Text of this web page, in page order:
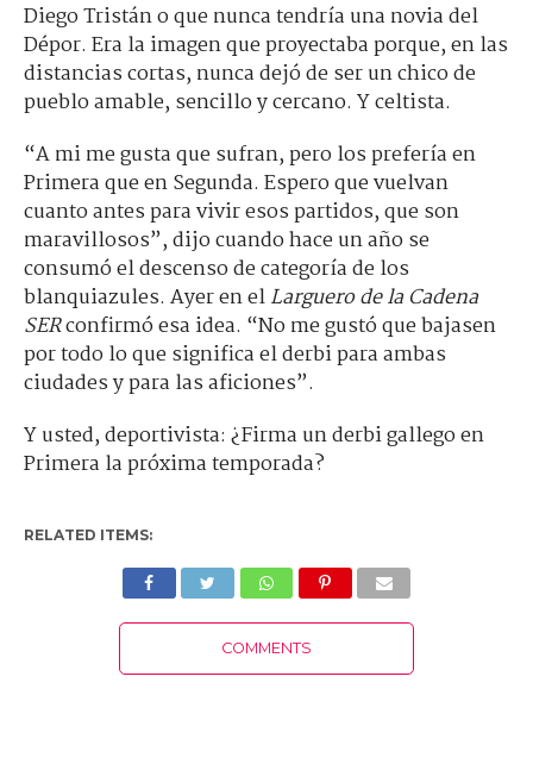
Diego Tristán o que nunca tendría una novia del
Dépor. Era la imagen que proyectaba porque, en las
distancias cortas, nunca dejó de ser un chico de
pueblo amable, sencillo y cercano. Y celtista.
“A mi me gusta que sufran, pero los prefería en
Primera que en Segunda. Espero que vuelvan
cuanto antes para vivir esos partidos, que son
maravillosos”, dijo cuando hace un año se
consumó el descenso de categoría de los
blanquiazules. Ayer en elLarguero de la Cadena
SERconfirmó esa idea. “No me gustó que bajasen
por todo lo que significa el derbi para ambas
ciudades y para las aficiones”.
Y usted, deportivista: ¿Firma un derbi gallego en
Primera la próxima temporada?
RELATED ITEMS:
COMMENTS